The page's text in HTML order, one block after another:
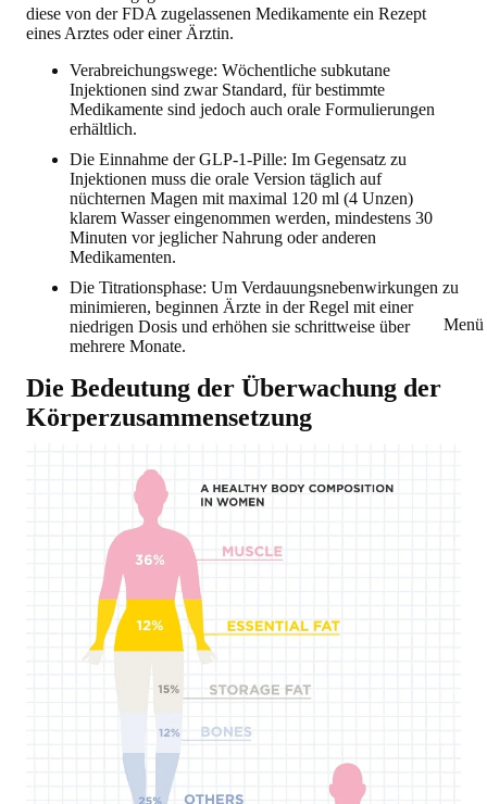
Menü
diese von der FDA zugelassenen Medikamente ein Rezept
eines Arztes oder einer Ärztin.
Verabreichungswege: Wöchentliche subkutane
Injektionen sind zwar Standard, für bestimmte
Medikamente sind jedoch auch orale Formulierungen
erhältlich.
Die Einnahme der GLP-1-Pille: Im Gegensatz zu
Injektionen muss die orale Version täglich auf
nüchternen Magen mit maximal 120 ml (4 Unzen)
klarem Wasser eingenommen werden, mindestens 30
Minuten vor jeglicher Nahrung oder anderen
Medikamenten.
Die Titrationsphase: Um Verdauungsnebenwirkungen zu
minimieren, beginnen Ärzte in der Regel mit einer
niedrigen Dosis und erhöhen sie schrittweise über
mehrere Monate.
Die Bedeutung der Überwachung der
Körperzusammensetzung